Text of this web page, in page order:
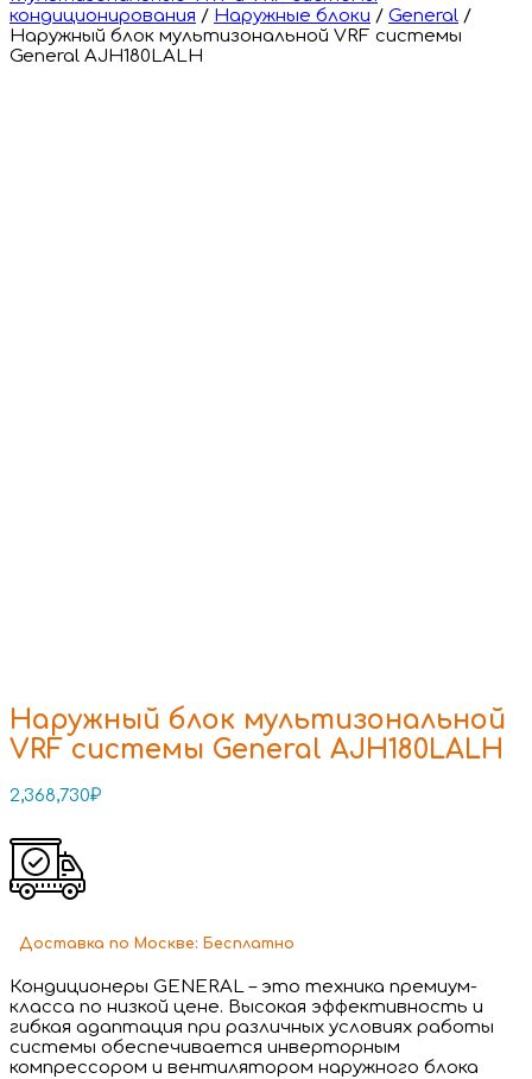
кондиционирования / Наружные блоки / General /
Наружный блок мультизональной VRF системы
General AJH180LALH
Наружный блок мультизональной
VRF системы General AJH180LALH
2,368,730₽
Доставка по Москве: Бесплатно
Кондиционеры GENERAL – это техника премиум-
класса по низкой цене. Высокая эффективность и
гибкая адаптация при различных условиях работы
системы обеспечивается инверторным
компрессором и вентилятором наружного блока